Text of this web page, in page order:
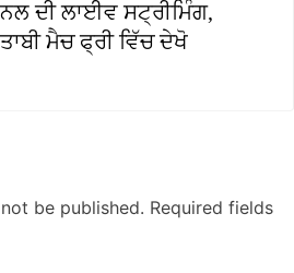
ਦੀ ਲਾਈਵ ਸਟ੍ਰੀਮਿੰਗ,
ਮੈਚ ਫ੍ਰੀ ਵਿੱਚ ਦੇਖੋ
be published. Required fields